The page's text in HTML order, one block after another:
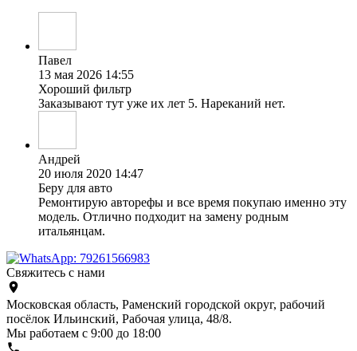
Павел
13 мая 2026 14:55
Хороший фильтр
Заказывают тут уже их лет 5. Нареканий нет.
Андрей
20 июля 2020 14:47
Беру для авто
Ремонтирую авторефы и все время покупаю именно эту
модель. Отлично подходит на замену родным
итальянцам.
Свяжитесь с нами
Московская область, Раменский городской округ, рабочий
посёлок Ильинский, Рабочая улица, 48/8.
Мы работаем с 9:00 до 18:00